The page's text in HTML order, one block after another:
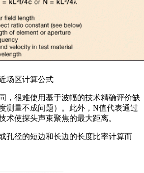
场区计算公式
，很难使用基于波幅的技术精确评价缺
测量不成问题）。此外，N值代表通过
术使探头声束聚焦的最大距离。
孔径的短边和长边的长度比率计算而